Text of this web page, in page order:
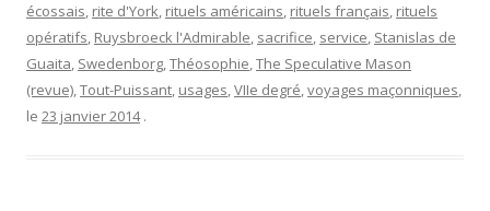
écossais, rite d'York, rituels américains, rituels français, rituels
opératifs, Ruysbroeck l'Admirable, sacrifice, service, Stanislas de
Guaita, Swedenborg,Théosophie,The Speculative Mason
(revue),Tout-Puissant, usages,VIIe degré,voyages maçonniques,
le 23 janvier 2014 .